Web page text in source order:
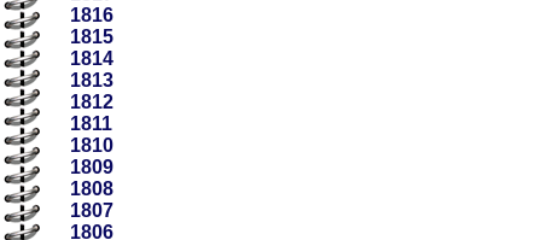
1816
1815
1814
1813
1812
1811
1810
1809
1808
1807
1806